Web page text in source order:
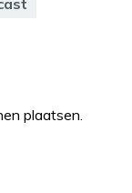
plaatsen.